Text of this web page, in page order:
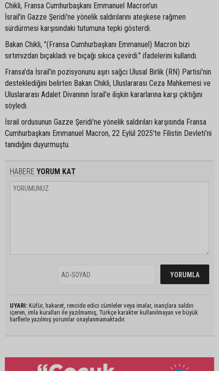
Chikli, Fransa Cumhurbaşkanı Emmanuel Macron'un
İsrail'in Gazze Şeridi'ne yönelik saldırılarını ateşkese rağmen
sürdürmesi karşısındaki tutumuna tepki gösterdi.
Bakan Chikli, "(Fransa Cumhurbaşkanı Emmanuel) Macron bizi
sırtımızdan bıçakladı ve bıçağı sıkıca çevirdi." ifadelerini kullandı.
Fransa'da İsrail'in pozisyonunu aşırı sağcı Ulusal Birlik (RN) Partisi'nin
desteklediğini belirten Bakan Chikli, Uluslararası Ceza Mahkemesi ve
Uluslararası Adalet Divanının İsrail'e ilişkin kararlarına karşı çıktığını
söyledi.
İsrail ordusunun Gazze Şeridi'ne yönelik saldırıları karşısında Fransa
Cumhurbaşkanı Emmanuel Macron, 22 Eylül 2025'te Filistin Devleti'ni
tanıdığını duyurmuştu.
HABERE YORUM KAT
UYARI: Küfür, hakaret, rencide edici cümleler veya imalar, inançlara saldırı
içeren, imla kuralları ile yazılmamış, Türkçe karakter kullanılmayan ve büyük
harflerle yazılmış yorumlar onaylanmamaktadır.